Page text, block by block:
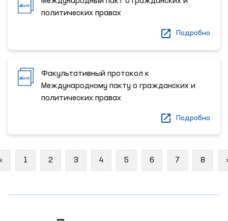
политических правах
Подробно
Факультативный протокол к
Международному пакту о гражданских и
политических правах
Подробно
Previous
1 2 3 4 5 6 7 8